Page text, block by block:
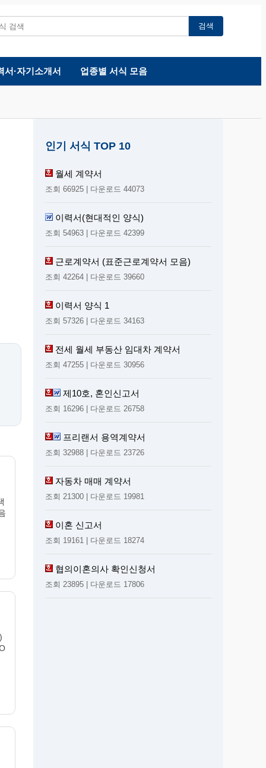
검색
서·자기소개서 업종별 서식 모음
인기 서식 TOP 10
월세 계약서
조회 66925 | 다운로드 44073
이력서(현대적인 양식)
조회 54963 | 다운로드 42399
근로계약서 (표준근로계약서 모음)
조회 42264 | 다운로드 39660
이력서 양식 1
조회 57326 | 다운로드 34163
전세 월세 부동산 임대차 계약서
조회 47255 | 다운로드 30956
제10호, 혼인신고서
조회 16296 | 다운로드 26758
프리랜서 용역계약서
조회 32988 | 다운로드 23726
자동차 매매 계약서
조회 21300 | 다운로드 19981
이혼 신고서
조회 19161 | 다운로드 18274
협의이혼의사 확인신청서
조회 23895 | 다운로드 17806